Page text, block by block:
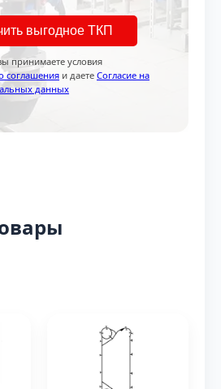
выгодное ТКП
принимаете условия
соглашения и даете Согласие на
данных